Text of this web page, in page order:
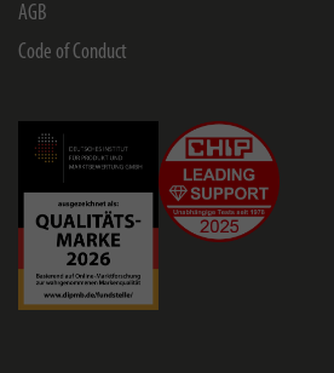
AGB
Code of Conduct